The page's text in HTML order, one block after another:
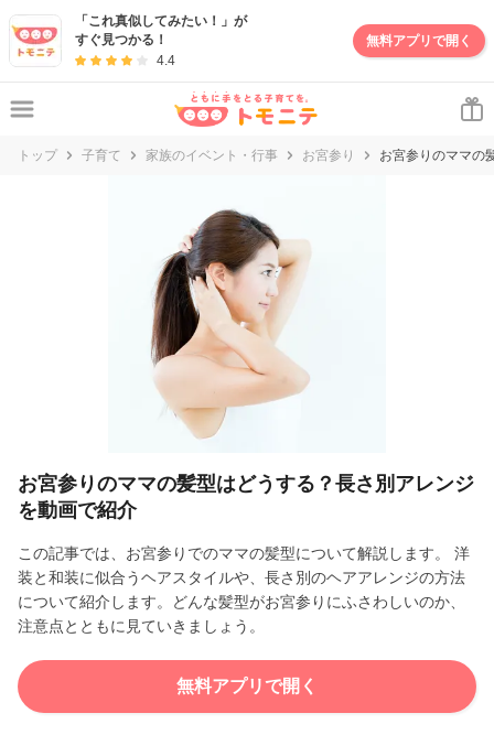
「これ真似してみたい！」が
すぐ見つかる！
4.4
無料アプリで開く
トップ 子育て 家族のイベント・行事 お宮参り お宮参りのママの
お宮参りのママの髪型はどうする？長さ別アレンジ
を動画で紹介
この記事では、お宮参りでのママの髪型について解説します。 洋
装と和装に似合うヘアスタイルや、長さ別のヘアアレンジの方法
について紹介します。どんな髪型がお宮参りにふさわしいのか、
注意点とともに見ていきましょう。
無料アプリで開く